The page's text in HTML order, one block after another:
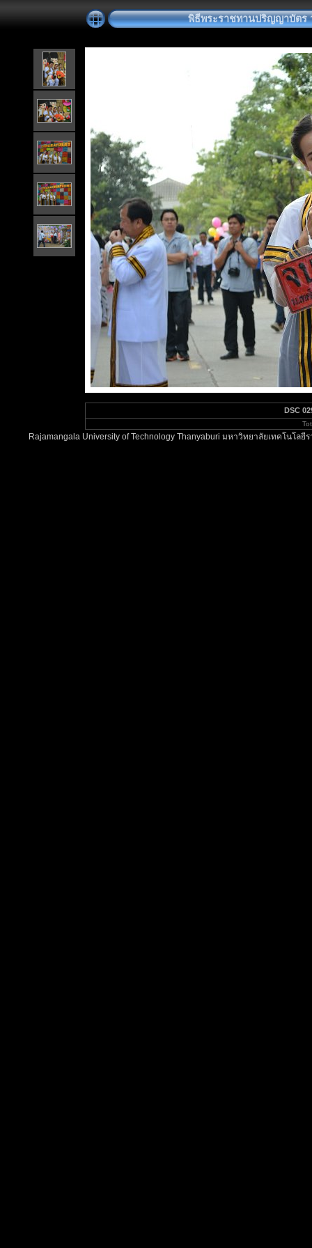
พิธีพระราชทานปริญญาบัตร
DSC
Rajamangala University of Technology Thanyaburi มหาวิทยาลัยเทคโนโ